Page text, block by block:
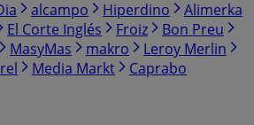
alcampo Hiperdino
Alimerka
El Corte Inglés Froiz
Bon Preu
MasyMas makro
Leroy Merlin
Media Markt Caprabo